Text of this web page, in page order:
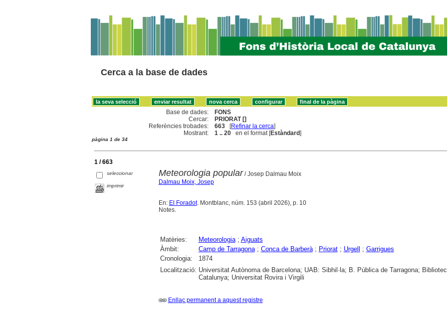
Cerca a la base de dades
Base de dades:
FONS
Cercar:
PRIORAT []
Referències trobades:
663 [Refinar la cerca]
Mostrant:
1 .. 20 en el format [Estàndard]
pàgina 1 de 34
1 / 663
seleccionar
imprimir
Meteorologia popular/ Josep Dalmau Moix
Dalmau Moix, Josep
En: El Foradot. Montblanc, núm. 153 (abril 2026), p. 10
Notes.
Matèries: Meteorologia; Aiguats
Àmbit:
Camp de Tarragona; Conca de Barberà; Priorat; Urgell ; Garrigues
Cronologia:
1874
Localització: Universitat Autònoma de Barcelona; UAB: Sibhil·la; B. Pública de Tarragona;
Catalunya; Universitat Rovira i Virgili
Enllaç permanent a aquest registre